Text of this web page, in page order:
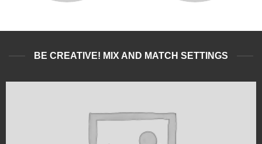
BE CREATIVE! MIX AND MATCH SETTINGS